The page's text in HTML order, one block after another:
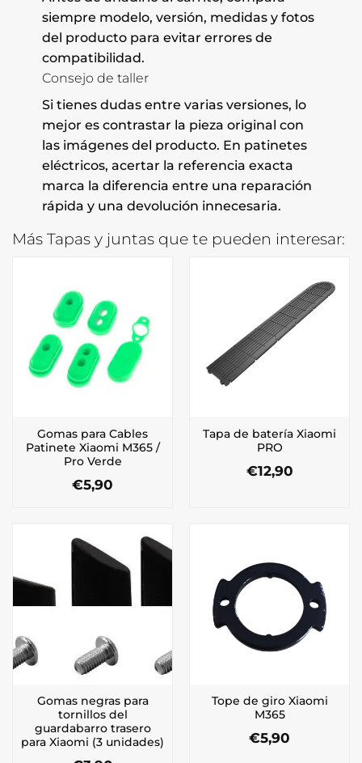
siempre modelo, versión, medidas y fotos
del producto para evitar errores de
compatibilidad.
Consejo de taller
Si tienes dudas entre varias versiones, lo
mejor es contrastar la pieza original con
las imágenes del producto. En patinetes
eléctricos, acertar la referencia exacta
marca la diferencia entre una reparación
rápida y una devolución innecesaria.
Más Tapas y juntas que te pueden interesar:
Gomas para Cables
Patinete Xiaomi M365 /
Pro Verde
€5,90
Tapa de batería Xiaomi
PRO
€12,90
Gomas negras para
tornillos del
guardabarro trasero
para Xiaomi (3 unidades)
Tope de giro Xiaomi
M365
€5,90